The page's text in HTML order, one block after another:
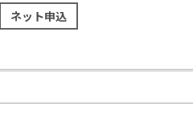
ネット申込